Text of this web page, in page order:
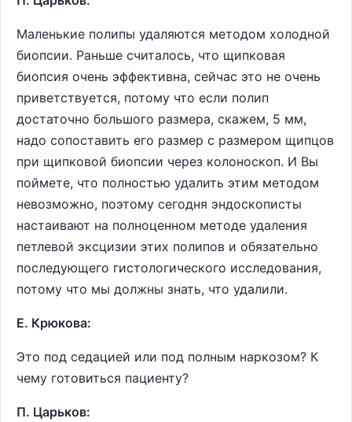
Маленькие полипы удаляются методом холодной
биопсии. Раньше считалось, что щипковая
биопсия очень эффективна, сейчас это не очень
приветствуется, потому что если полип
достаточно большого размера, скажем, 5 мм,
надо сопоставить его размер с размером щипцов
при щипковой биопсии через колоноскоп. И Вы
поймете, что полностью удалить этим методом
невозможно, поэтому сегодня эндоскописты
настаивают на полноценном методе удаления
петлевой эксцизии этих полипов и обязательно
последующего гистологического исследования,
потому что мы должны знать, что удалили.
Е. Крюкова:
Это под седацией или под полным наркозом? К
чему готовиться пациенту?
П. Царьков: